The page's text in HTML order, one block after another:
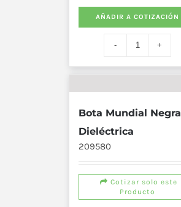
AÑADIR A COTIZACIÓN
Bota Mundial Negra
Dieléctrica
209580
Cotizar solo este
Producto